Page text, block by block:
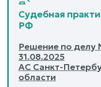
Судебная
РФ
Решение по делу
31.08.2025
АС Санкт-
области